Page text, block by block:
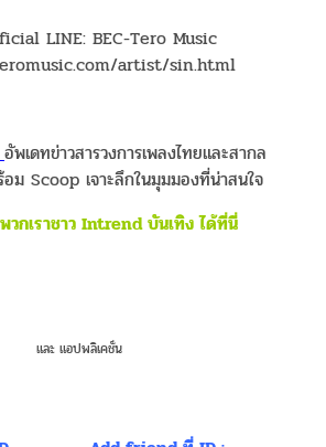
LINE: BEC-Tero Music
artist/sin.html
อัพเดทข่าวสารวงการเพลงไทยและสากล
ม Scoop เจาะลึกในมุมมองที่น่าสนใจ
วกเราชาว Intrend บันเทิง ได้ที่นี่
และ แอปพลิเคชั่น